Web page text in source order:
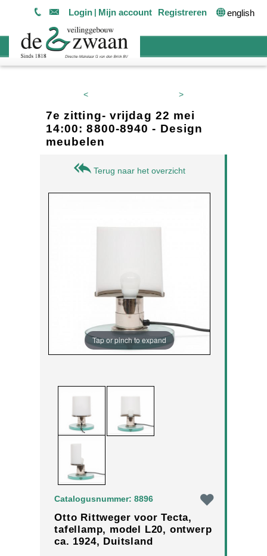
Login Mijn account Registreren english
< >
7e zitting- vrijdag 22 mei
14:00: 8800-8940 - Design
meubelen
Terug naar het overzicht
Tap or pinch to expand
Catalogusnummer: 8896
Otto Rittweger voor Tecta,
tafellamp, model L20, ontwerp
ca. 1924, Duitsland